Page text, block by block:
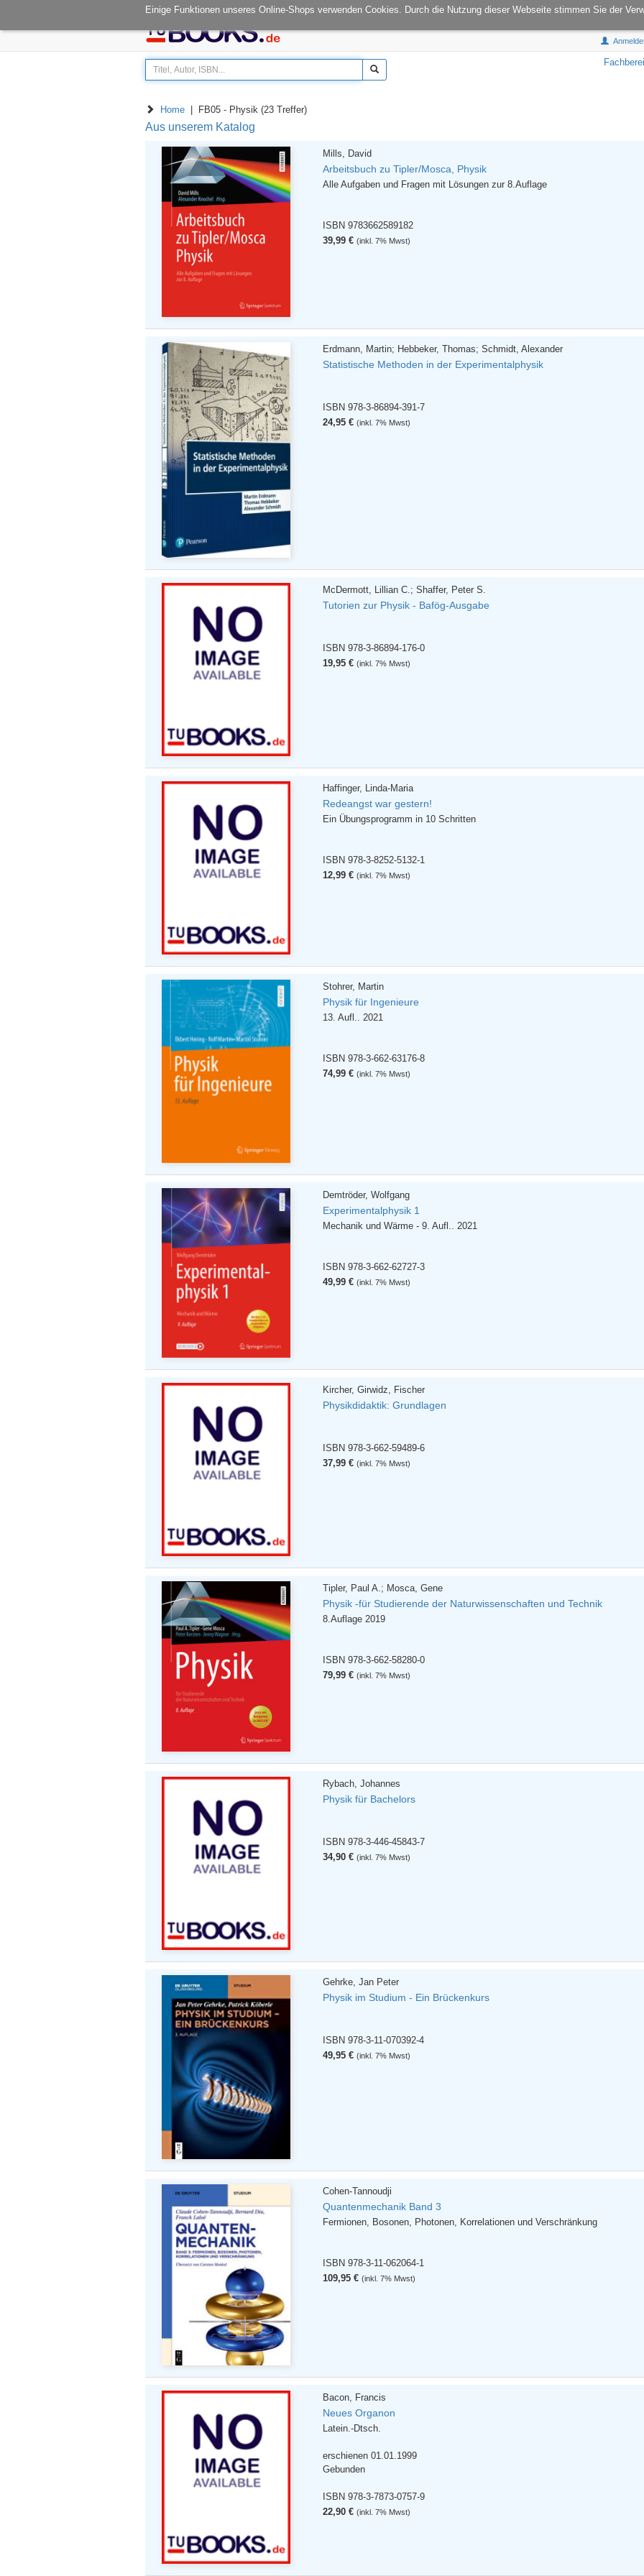
Einige Funktionen unseres Online-Shops verwenden Cookies. Durch die Nutzung dieser Webseite stimmen Sie der
Öffnungszeiten: Mo - Fr 08.00-14.30 onCampus:S1|03 E-Mail:info@tu-books.de
Home | FB05 - Physik (23 Treffer)
Aus unserem Katalog
Mills, David
Arbeitsbuch zu Tipler/Mosca, Physik
Alle Aufgaben und Fragen mit Lösungen zur 8.Auflage
ISBN 9783662589182
39,99 € (inkl. 7% Mwst)
Erdmann, Martin; Hebbeker, Thomas; Schmidt, Alexander
Statistische Methoden in der Experimentalphysik
ISBN 978-3-86894-391-7
24,95 € (inkl. 7% Mwst)
McDermott, Lillian C.; Shaffer, Peter S.
Tutorien zur Physik - Bafög-Ausgabe
ISBN 978-3-86894-176-0
19,95 € (inkl. 7% Mwst)
Haffinger, Linda-Maria
Redeangst war gestern!
Ein Übungsprogramm in 10 Schritten
ISBN 978-3-8252-5132-1
12,99 € (inkl. 7% Mwst)
Stohrer, Martin
Physik für Ingenieure
13. Aufl.. 2021
ISBN 978-3-662-63176-8
74,99 € (inkl. 7% Mwst)
Demtröder, Wolfgang
Experimentalphysik 1
Mechanik und Wärme - 9. Aufl.. 2021
ISBN 978-3-662-62727-3
49,99 € (inkl. 7% Mwst)
Kircher, Girwidz, Fischer
Physikdidaktik: Grundlagen
ISBN 978-3-662-59489-6
37,99 € (inkl. 7% Mwst)
Tipler, Paul A.; Mosca, Gene
Physik -für Studierende der Naturwissenschaften und Technik
8.Auflage 2019
ISBN 978-3-662-58280-0
79,99 € (inkl. 7% Mwst)
Rybach, Johannes
Physik für Bachelors
ISBN 978-3-446-45843-7
34,90 € (inkl. 7% Mwst)
Gehrke, Jan Peter
Physik im Studium - Ein Brückenkurs
ISBN 978-3-11-070392-4
49,95 € (inkl. 7% Mwst)
Cohen-Tannoudji
Quantenmechanik Band 3
Fermionen, Bosonen, Photonen, Korrelationen und Verschränkung
ISBN 978-3-11-062064-1
109,95 € (inkl. 7% Mwst)
Bacon, Francis
Neues Organon
Latein.-Dtsch.
erschienen 01.01.1999
Gebunden
ISBN 978-3-7873-0757-9
22,90 € (inkl. 7% Mwst)